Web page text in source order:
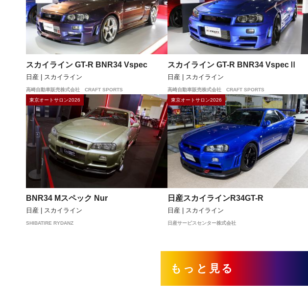
スカイライン GT-R BNR34 Vspec
日産 | スカイライン
高崎自動車販売株式会社 CRAFT SPORTS
スカイライン GT-R BNR34 VspecⅡ
日産 | スカイライン
高崎自動車販売株式会社 CRAFT SPORTS
東京オートサロン2026
BNR34 Mスペック Nur
日産 | スカイライン
SHIBATIRE RYDANZ
東京オートサロン2026
日産スカイラインR34GT-R
日産 | スカイライン
日産サービスセンター株式会社
もっと見る